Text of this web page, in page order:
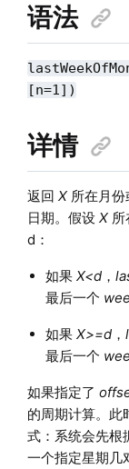
语法
[n=1])
详情
返回 X所在月份
日期。假设 X所
d：
如果 X<d，
最后一个
如果 X>=d，
最后一个
如果指定了
的周期计算。此
式：系统会先根
一个指定星期几